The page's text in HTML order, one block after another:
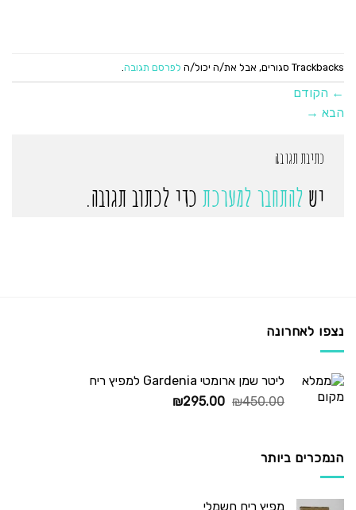
Trackbacks סגורים, אבל את/ה יכול/ה לפרסם תגובה
← הקודם
הבא →
כתיבת תגובה
יש להתחבר למערכת כדי לכתוב תגובה.
נצפו לאחרונה
ליטר שמן ארומטי Gardenia למפיץ ריח
₪450.00
המחיר
₪295.00
המחיר
הנמכרים ביותר
מפיץ ריח חשמלי